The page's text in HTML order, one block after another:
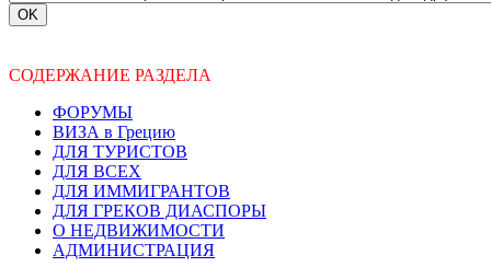
СОДЕРЖАНИЕ РАЗДЕЛА
ФОРУМЫ
ВИЗА в Грецию
ДЛЯ ТУРИСТОВ
ДЛЯ ВСЕХ
ДЛЯ ИММИГРАНТОВ
ДЛЯ ГРЕКОВ ДИАСПОРЫ
О НЕДВИЖИМОСТИ
АДМИНИСТРАЦИЯ